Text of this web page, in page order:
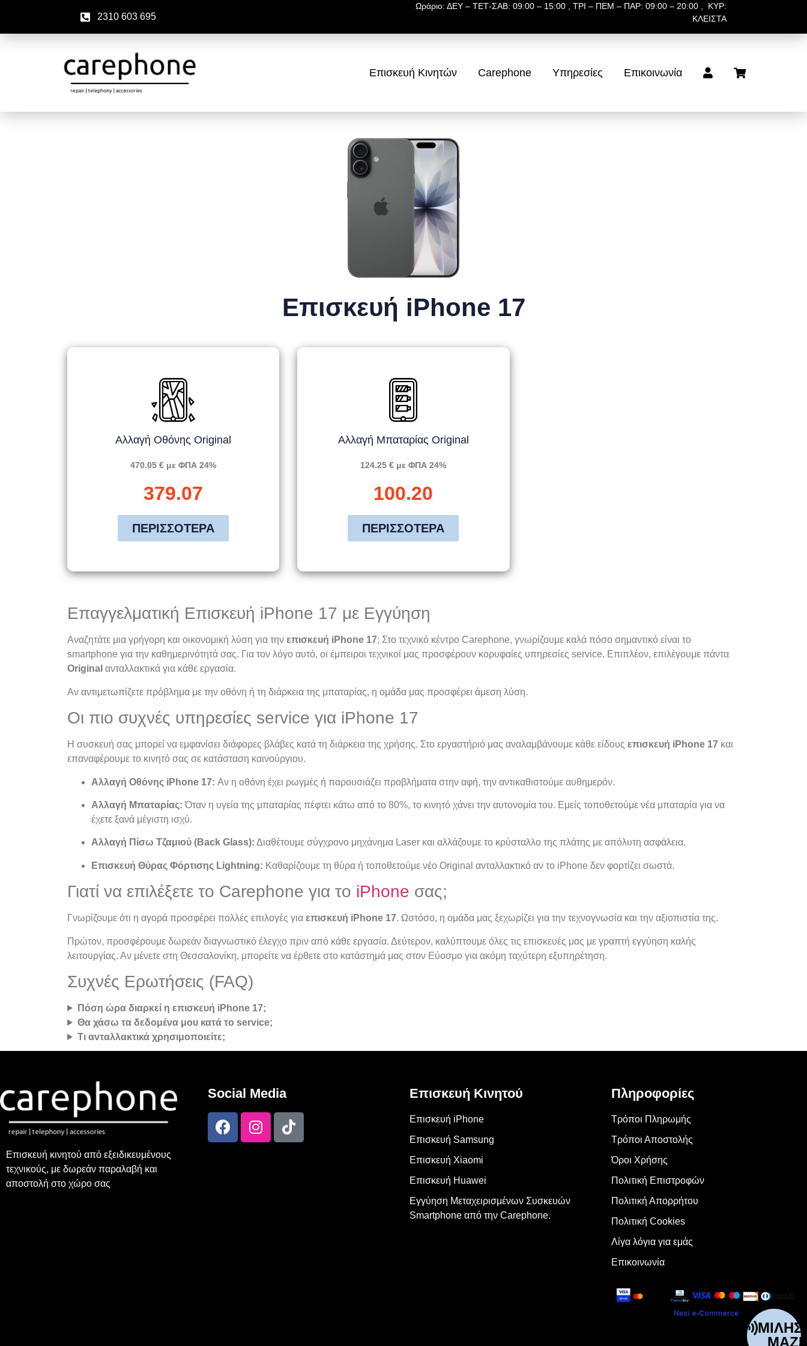
2310 603 695
Ωράριο: ΔΕΥ – ΤΕΤ-ΣΑΒ: 09:00 – 15:00 , ΤΡΙ – ΠΕΜ – ΠΑΡ: 09:00 – 20:00 , ΚΥΡ:
ΚΛΕΙΣΤΑ
Επισκευή Κινητών Carephone Υπηρεσίες Επικοινωνία
Επισκευή iPhone 17
Αλλαγή Οθόνης Original
470.05 € με ΦΠΑ 24%
379.07
ΠΕΡΙΣΣΌΤΕΡΑ
Αλλαγή Μπαταρίας Original
124.25 € με ΦΠΑ 24%
100.20
ΠΕΡΙΣΣΌΤΕΡΑ
Επαγγελματική Επισκευή iPhone 17 με Εγγύηση
Αναζητάτε μια γρήγορη και οικονομική λύση για την επισκευή iPhone 17; Στο τεχνικό κέντρο Carephone, γνωρίζουμε καλά πόσο σημαντικό είναι το
smartphone για την καθημερινότητά σας. Για τον λόγο αυτό, οι έμπειροι τεχνικοί μας προσφέρουν κορυφαίες υπηρεσίες service. Επιπλέον, επιλέγουμε πάντα
Original ανταλλακτικά για κάθε εργασία.
Αν αντιμετωπίζετε πρόβλημα με την οθόνη ή τη διάρκεια της μπαταρίας, η ομάδα μας προσφέρει άμεση λύση.
Οι πιο συχνές υπηρεσίες service για iPhone 17
Η συσκευή σας μπορεί να εμφανίσει διάφορες βλάβες κατά τη διάρκεια της χρήσης. Στο εργαστήριό μας αναλαμβάνουμε κάθε είδους επισκευή iPhone 17 και
επαναφέρουμε το κινητό σας σε κατάσταση καινούργιου.
Αλλαγή Οθόνης iPhone 17: Αν η οθόνη έχει ρωγμές ή παρουσιάζει προβλήματα στην αφή, την αντικαθιστούμε αυθημερόν.
Αλλαγή Μπαταρίας: Όταν η υγεία της μπαταρίας πέφτει κάτω από το 80%, το κινητό χάνει την αυτονομία του. Εμείς τοποθετούμε νέα μπαταρία για να
έχετε ξανά μέγιστη ισχύ.
Αλλαγή Πίσω Τζαμιού (Back Glass): Διαθέτουμε σύγχρονο μηχάνημα Laser και αλλάζουμε το κρύσταλλο της πλάτης με απόλυτη ασφάλεια.
Επισκευή Θύρας Φόρτισης Lightning: Καθαρίζουμε τη θύρα ή τοποθετούμε νέο Original ανταλλακτικό αν το iPhone δεν φορτίζει σωστά.
Γιατί να επιλέξετε το Carephone για το iPhone σας;
Γνωρίζουμε ότι η αγορά προσφέρει πολλές επιλογές για επισκευή iPhone 17. Ωστόσο, η ομάδα μας ξεχωρίζει για την τεχνογνωσία και την αξιοπιστία της.
Πρώτον, προσφέρουμε δωρεάν διαγνωστικό έλεγχο πριν από κάθε εργασία. Δεύτερον, καλύπτουμε όλες τις επισκευές μας με γραπτή εγγύηση καλής
λειτουργίας. Αν μένετε στη Θεσσαλονίκη, μπορείτε να έρθετε στο κατάστημά μας στον Εύοσμο για ακόμη ταχύτερη εξυπηρέτηση.
Συχνές Ερωτήσεις (FAQ)
Πόση ώρα διαρκεί η επισκευή iPhone 17;
Θα χάσω τα δεδομένα μου κατά το service;
Τι ανταλλακτικά χρησιμοποιείτε;
ΜΑΖΊ
Επισκευή κινητού από εξειδικευμένους
τεχνικούς, με δωρεάν παραλαβή και
αποστολή στο χώρο σας
Social Media Επισκευή Κινητού
Επισκευή iPhone
Επισκευή Samsung
Επισκευή Xiaomi
Επισκευή Huawei
Εγγύηση Μεταχειρισμένων Συσκευών
Smartphone από την Carephone.
Πληροφορίες
Τρόποι Πληρωμής
Τρόποι Αποστολής
Όροι Χρήσης
Πολιτική Επιστροφών
Πολιτική Απορρήτου
Πολιτική Cookies
Λίγα λόγια για εμάς
Επικοινωνία